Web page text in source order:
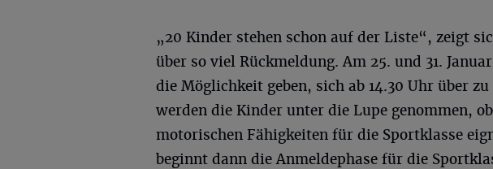
„20 Kinder stehen schon auf der Liste“, zeigt
über so viel Rückmeldung. Am 25. und 31.
die Möglichkeit geben, sich ab 14.30 Uhr über
werden die Kinder unter die Lupe genommen,
motorischen Fähigkeiten für die Sportklasse
beginnt dann die Anmeldephase für die